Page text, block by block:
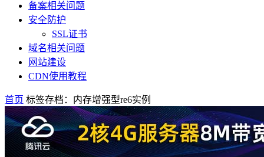
备案相关问题
安全防护
SSL证书
域名相关问题
网站建设
CDN使用教程
首页 标签存档：内存增强型re6实例